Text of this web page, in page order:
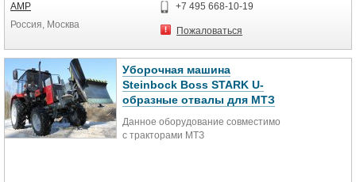
АМР
Россия, Москва
+7 495 668-10-19
Пожаловаться
Уборочная машина
Steinbock Boss STARK U-
образные отвалы для МТЗ
Данное оборудование совместимо
с тракторами МТЗ